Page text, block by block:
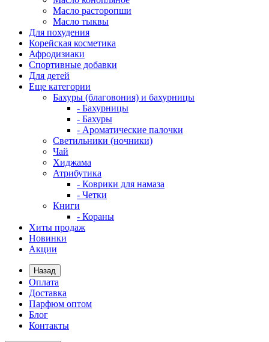
Масло расторопши
Масло тыквы
Для похудения
Корейская косметика
Афродизиаки
Спортивные добавки
Для детей
Еще категории
Бахуры (благовония) и бахурницы
- Бахурницы
- Бахуры
- Ароматические палочки
Светильники (ночники)
Чай
Хиджама
Атрибутика
- Коврики для намаза
- Четки
Книги
- Кораны
Хиты продаж
Новинки
Акции
Назад
Оплата
Доставка
Парфюм оптом
Блог
Контакты